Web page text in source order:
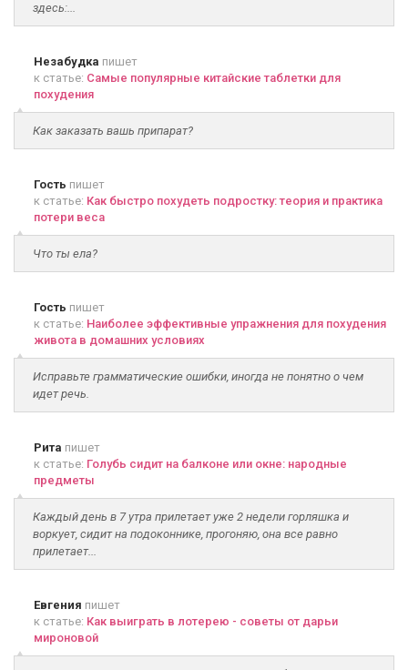
здесь:...
Незабудка пишет
к статье: Самые популярные китайские таблетки для
похудения
Как заказать вашь припарат?
Гость пишет
к статье: Как быстро похудеть подростку: теория и практика
потери веса
Что ты ела?
Гость пишет
к статье: Наиболее эффективные упражнения для похудения
живота в домашних условиях
Исправьте грамматические ошибки, иногда не понятно о чем
идет речь.
Рита пишет
к статье: Голубь сидит на балконе или окне: народные
предметы
Каждый день в 7 утра прилетает уже 2 недели горляшка и
воркует, сидит на подоконнике, прогоняю, она все равно
прилетает...
Евгения пишет
к статье: Как выиграть в лотерею - советы от дарьи
мироновой